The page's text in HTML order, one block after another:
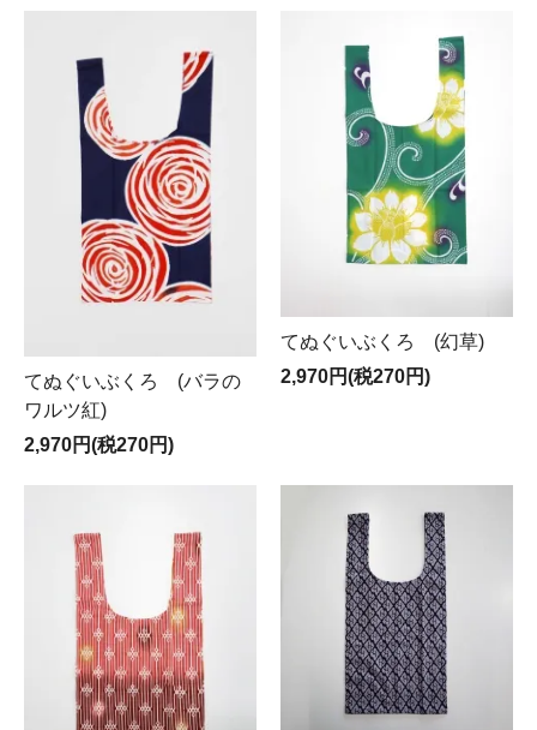
てぬぐいぶくろ (バラの
ワルツ紅)
2,970円(税270円)
てぬぐいぶくろ (幻草)
2,970円(税270円)